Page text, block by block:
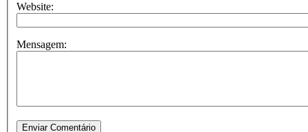
Website:
Mensagem: